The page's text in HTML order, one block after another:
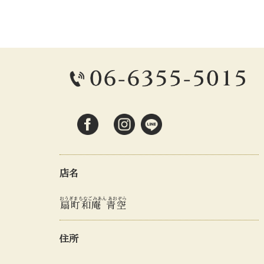
店名
扇町和庵 青空
おうぎまちなごみあん あおぞら
住所